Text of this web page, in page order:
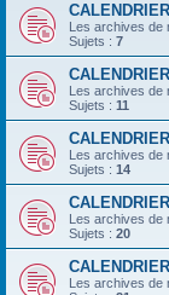
Les archives de
Sujets : 7
Les archives de
Sujets : 11
Les archives de
Sujets : 14
Les archives de
Sujets : 20
Les archives de